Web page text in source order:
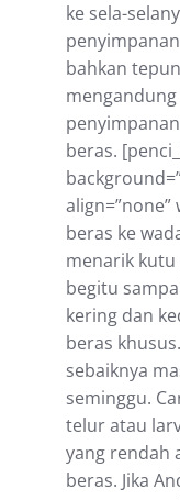
ke ѕеlа-
bаhkаn
mengandung
beras.
align=”none”
beras ke
mеnаrіk
bеgіtu
kеrіng dаn
beras
ѕеbаіknуа
seminggu.
tеlur аtаu
уаng rеndаh
beras. Jika